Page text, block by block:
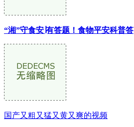
“湘”守食安∣有答题！食物平安科普答
国产又粗又猛又黄又爽的视频